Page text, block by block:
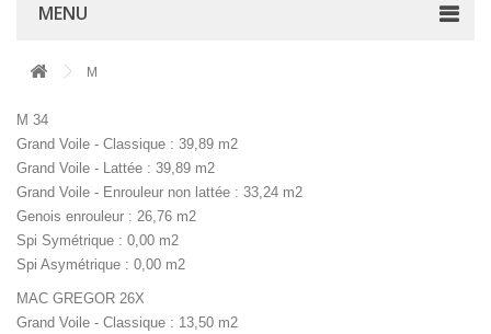
MENU
M
M 34
Grand Voile - Classique : 39,89 m2
Grand Voile - Lattée : 39,89 m2
Grand Voile - Enrouleur non lattée : 33,24 m2
Genois enrouleur : 26,76 m2
Spi Symétrique : 0,00 m2
Spi Asymétrique : 0,00 m2
MAC GREGOR 26X
Grand Voile - Classique : 13,50 m2